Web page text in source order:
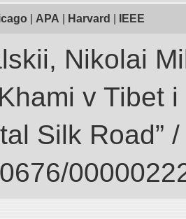
APA Harvard IEEE
Nikolai
v Tibet i
Silk Road”